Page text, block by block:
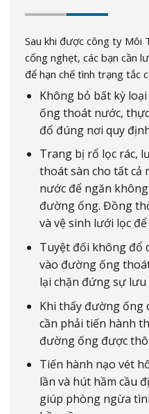
Sau khi được công ty Môi
cống nghẹt, các bạn cần
để hạn chế tình trạng tắc
Không bỏ bất kỳ
ống thoát nước,
đổ đúng nơi quy
Trang bị rổ lọc rác,
thoát sàn cho tất
nước để ngăn
đường ống. Đồng
và vệ sinh lưới lọc
Tuyệt đối không đổ
vào đường ống
lại chặn đứng sự
Khi thấy đường ống
cần phải tiến hành
đường ống được
Tiến hành nạo vét
lần và hút hầm cầu
giúp phòng ngừa